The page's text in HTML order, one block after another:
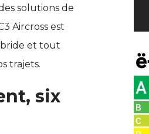
solutions de
Aircross est
et tout
trajets.
six